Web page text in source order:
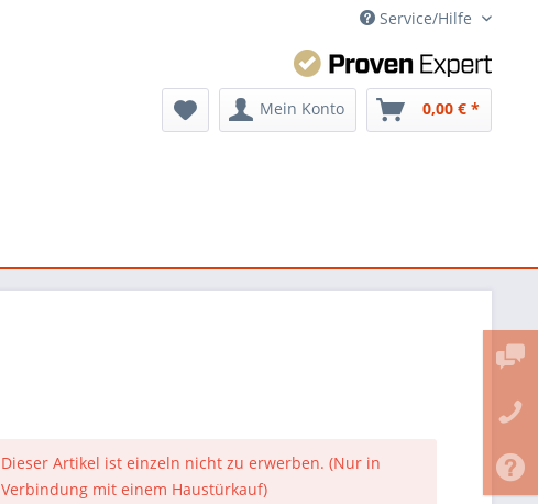
Service/Hilfe
Mein Konto 0,00 € *
Dieser Artikel ist einzeln nicht zu erwerben. (Nur in
Verbindung mit einem Haustürkauf)